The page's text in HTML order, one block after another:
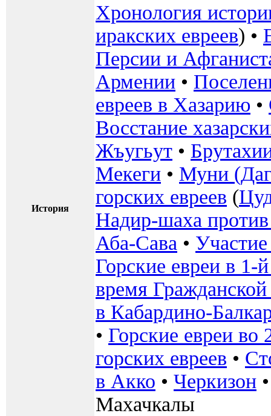
История
Хронология
иракских евреев) •
Персии и
Армении •
евреев в Хазарию •
Восстание
Жъугьут •
Мекеги • Муни
горских евреев (
Надир-шаха против
Аба-Сава •
Горские евреи в 1-
время
в Кабардино-
• Горские евреи во
горских евреев •
в Акко • Черкизон
Махачкалы